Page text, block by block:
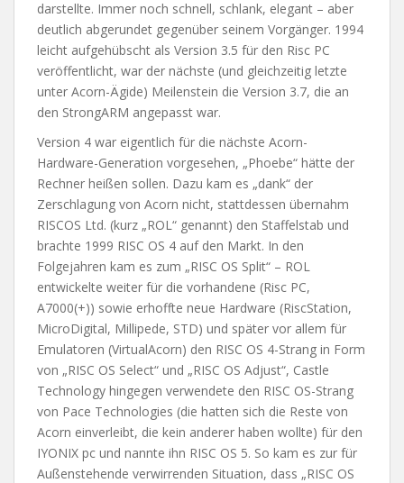
darstellte. Immer noch schnell, schlank, elegant – aber
deutlich abgerundet gegenüber seinem Vorgänger. 1994
leicht aufgehübscht als Version 3.5 für den Risc PC
veröffentlicht, war der nächste (und gleichzeitig letzte
unter Acorn-Ägide) Meilenstein die Version 3.7, die an
den StrongARM angepasst war.
Version 4 war eigentlich für die nächste Acorn-
Hardware-Generation vorgesehen, „Phoebe“ hätte der
Rechner heißen sollen. Dazu kam es „dank“ der
Zerschlagung von Acorn nicht, stattdessen übernahm
RISCOS Ltd. (kurz „ROL“ genannt) den Staffelstab und
brachte 1999 RISC OS 4 auf den Markt. In den
Folgejahren kam es zum „RISC OS Split“ – ROL
entwickelte weiter für die vorhandene (Risc PC,
A7000(+)) sowie erhoffte neue Hardware (RiscStation,
MicroDigital, Millipede, STD) und später vor allem für
Emulatoren (VirtualAcorn) den RISC OS 4-Strang in Form
von „RISC OS Select“ und „RISC OS Adjust“, Castle
Technology hingegen verwendete den RISC OS-Strang
von Pace Technologies (die hatten sich die Reste von
Acorn einverleibt, die kein anderer haben wollte) für den
IYONIX pc und nannte ihn RISC OS 5. So kam es zur für
Außenstehende verwirrenden Situation, dass „RISC OS